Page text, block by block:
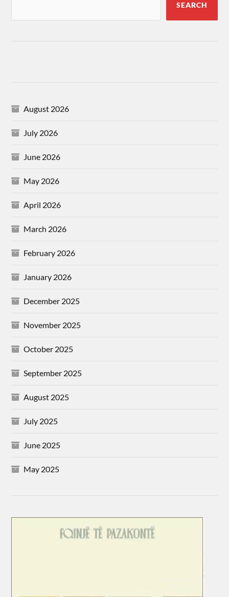
SEARCH
August 2026
July 2026
June 2026
May 2026
April 2026
March 2026
February 2026
January 2026
December 2025
November 2025
October 2025
September 2025
August 2025
July 2025
June 2025
May 2025